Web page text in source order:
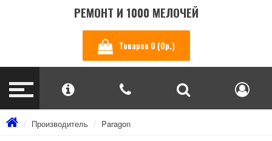
РЕМОНТ И 1000 МЕЛОЧЕЙ
Товаров 0 (0р.)
Производитель Paragon